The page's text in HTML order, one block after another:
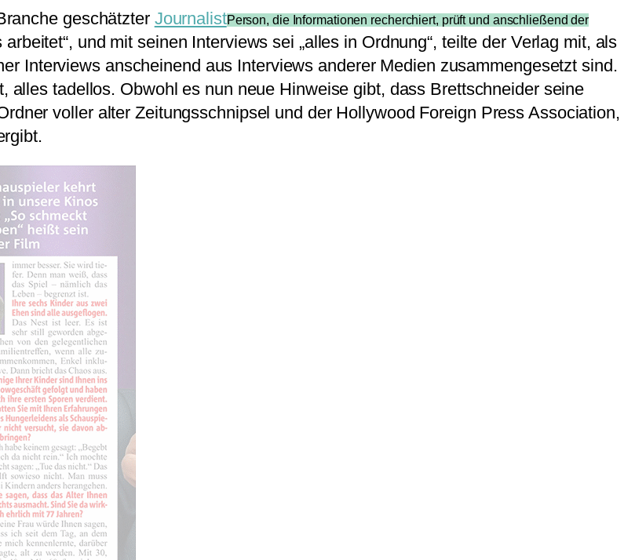
geschätzter JournalistPerson, die Informationen recherchiert, prüft und anschließend der
und mit seinen Interviews sei „alles in Ordnung“, teilte der Verlag mit, als
Interviews anscheinend aus Interviews anderer Medien zusammengesetzt sind.
alles tadellos. Obwohl es nun neue Hinweise gibt, dass Brettschneider seine
voller alter Zeitungsschnipsel und der Hollywood Foreign Press Association,